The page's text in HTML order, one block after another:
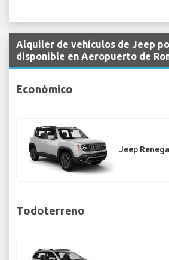
Alquiler de vehículos de Jeep
disponible en Aeropuerto de
Económico
Jeep
Todoterreno